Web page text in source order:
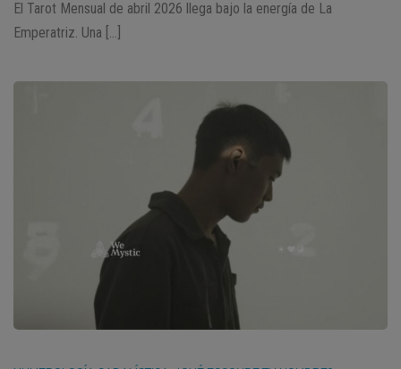
El Tarot Mensual de abril 2026 llega bajo la energía de La
Emperatriz. Una […]